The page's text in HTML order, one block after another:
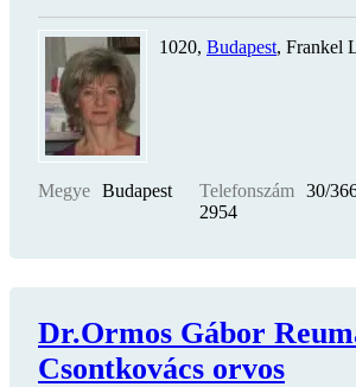
1020, Budapest, Frankel
Megye Budapest Telefonszám 30/
2954
Dr.Ormos Gábor
Csontkovács orvos